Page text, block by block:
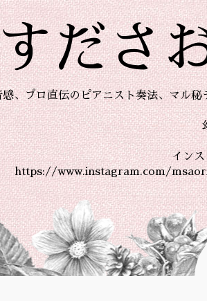
ださ
感、プロ直伝のピアニスト奏法、マル
インス
https://www.instagram.com/